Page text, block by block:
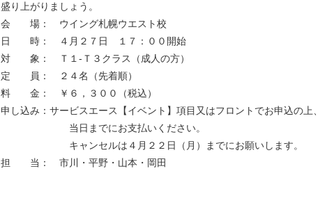
盛り上がりましょう。
会 場： ウイング札幌ウエスト校
日 時： ４月２７日 １７：００開始
対 象： Ｔ１-Ｔ３クラス（成人の方）
定 員： ２４名（先着順）
料 金： ￥６，３００（税込）
申し込み：サービスエース【イベント】項目又はフロントでお申込の上、
当日までにお支払いください。
キャンセルは４月２２日（月）までにお願いします。
担 当： 市川・平野・山本・岡田